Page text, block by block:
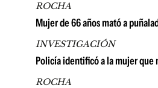
ROCHA
Mujer de 66 años mató a
INVESTIGACIÓN
Policía identificó a la mujer que
ROCHA